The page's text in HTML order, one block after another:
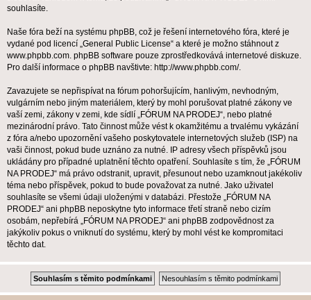
souhlasíte.
Naše fóra beží na systému phpBB, což je řešení internetového fóra, které je
vydané pod licencí „General Public License“ a které je možno stáhnout z
www.phpbb.com. phpBB software pouze zprostředkovává internetové diskuze.
Pro další informace o phpBB navštivte: http://www.phpbb.com/.
Zavazujete se nepřispívat na fórum pohoršujícím, hanlivým, nevhodným,
vulgárním nebo jiným materiálem, který by mohl porušovat platné zákony ve
vaší zemi, zákony v zemi, kde sídlí „FÓRUM NA PRODEJ“, nebo platné
mezinárodní právo. Tato činnost může vést k okamžitému a trvalému vykázání
z fóra a/nebo upozornění vašeho poskytovatele internetových služeb (ISP) na
vaši činnost, pokud bude uznáno za nutné. IP adresy všech příspěvků jsou
ukládány pro případné uplatnění těchto opatření. Souhlasíte s tím, že „FÓRUM
NA PRODEJ“ má právo odstranit, upravit, přesunout nebo uzamknout jakékoliv
téma nebo příspěvek, pokud to bude považovat za nutné. Jako uživatel
souhlasíte se všemi údaji uloženými v databázi. Přestože „FÓRUM NA
PRODEJ“ ani phpBB neposkytne tyto informace třetí straně nebo cizím
osobám, nepřebírá „FÓRUM NA PRODEJ“ ani phpBB zodpovědnost za
jakýkoliv pokus o vniknutí do systému, který by mohl vést ke kompromitaci
těchto dat.